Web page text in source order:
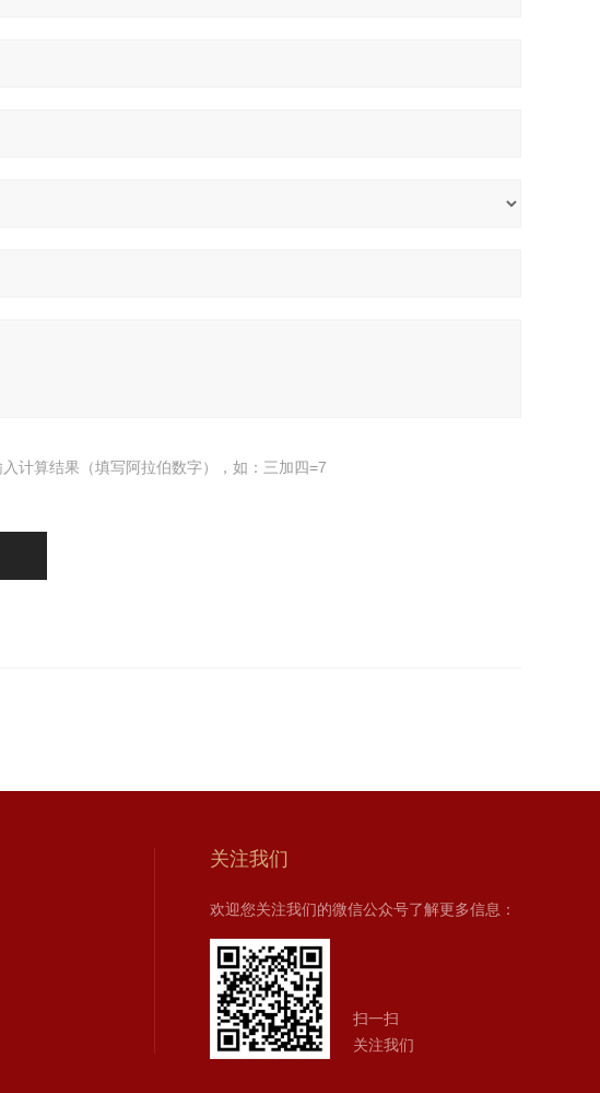
入计算结果（填写阿拉伯数字），如：三加四=7
关注我们
欢迎您关注我们的微信公众号了解更多信息：
扫一扫
关注我们